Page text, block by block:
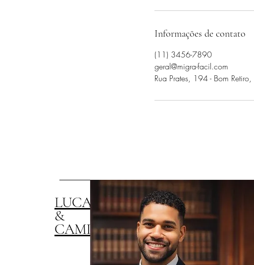
Informações de contato
(11) 3456-7890
geral@migra-facil.com
Rua Prates, 194 - Bom
LUCAS OLIVEIRA
&
CAMILA LORENZONI